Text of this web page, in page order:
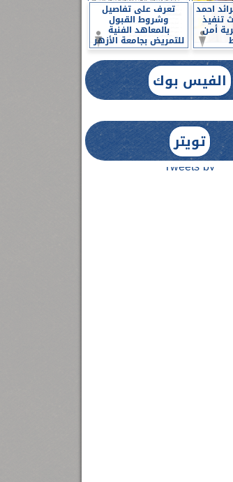
احمد
تنفيذ
أمن
تعرف على تفاصيل
وشروط القبول
بالمعاهد الفنية
للتمريض بجامعة الأزهر
الفيس بوك
تويتر
Tweets by